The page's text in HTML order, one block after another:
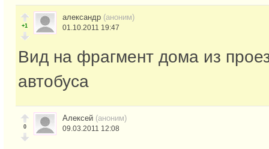
+1
александр (аноним)
01.10.2011 19:47
Вид на фрагмент дома из
автобуса
0
Алексей (аноним)
09.03.2011 12:08